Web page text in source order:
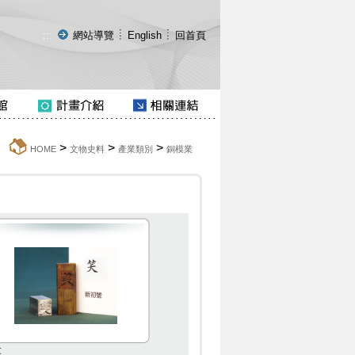
::: 網站導覽 English 回首頁
HOME> 文物史料> 產業類別 > 銅模業